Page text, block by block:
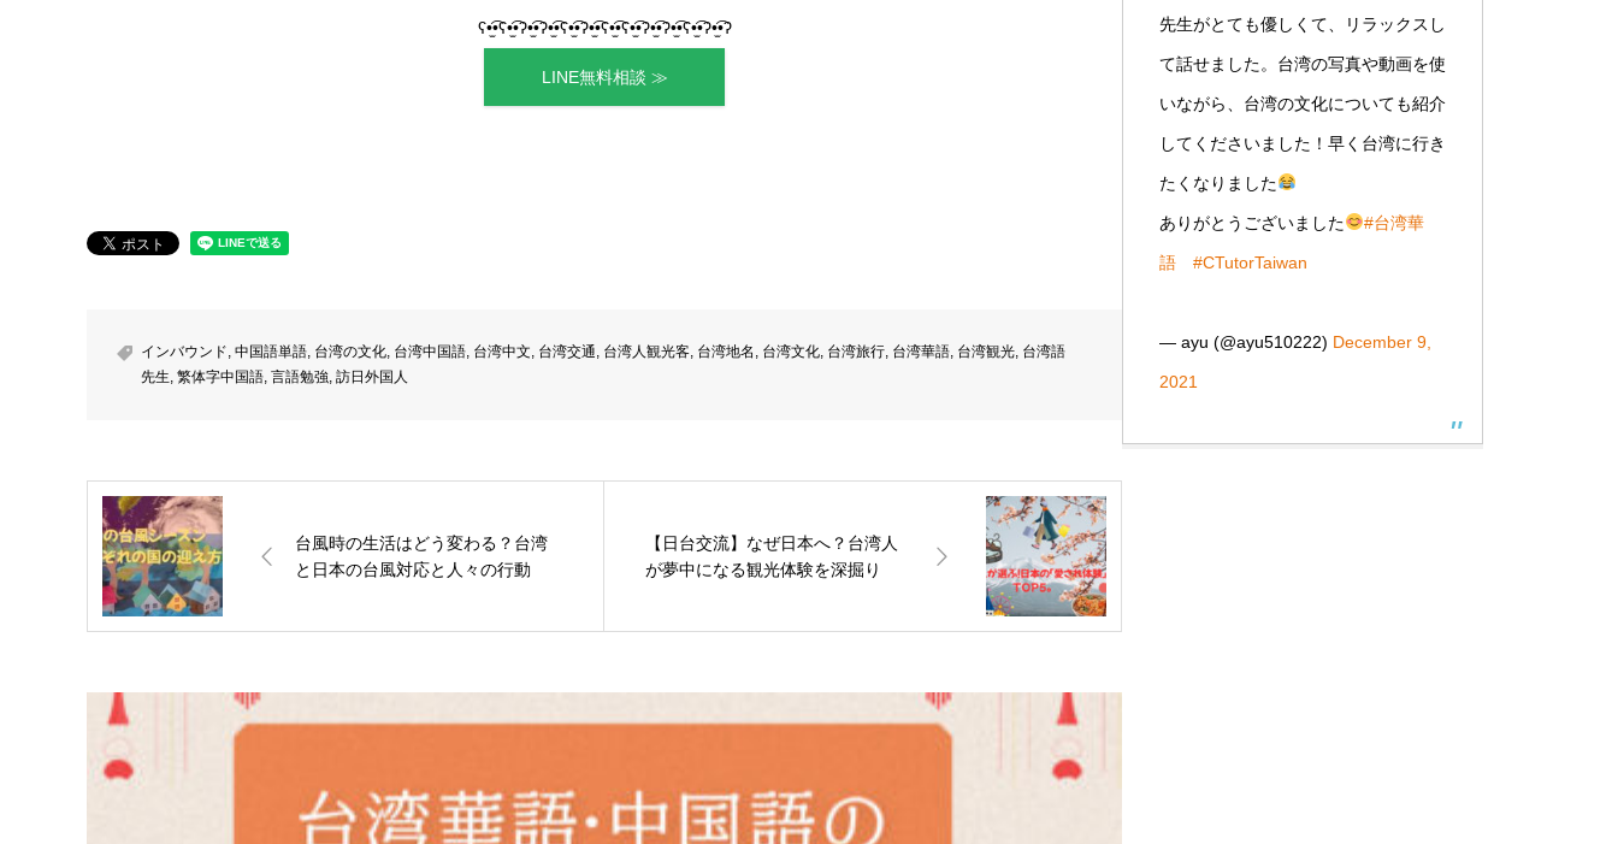
ʕ•̫͡•ʕ•̫͡•ʔ•̫͡•ʔ•̫͡•ʕ•̫͡•ʔ•̫͡•ʕ•̫͡•ʕ•̫͡•ʔ•̫͡•ʔ•̫͡•ʕ•̫͡•ʔ•̫͡•ʔ
LINE無料相談 ≫
インバウンド, 中国語単語, 台湾の文化, 台湾中国語, 台湾中文, 台湾交通, 台湾人観光客, 台湾地名 , 台湾文化, 台湾旅行, 台湾華語, 台湾観光, 台湾語
先生, 繁体字中国語, 言語勉強, 訪日外国人
台風時の生活はどう変わる？台湾
と日本の台風対応と人々の行動
【日台交流】なぜ日本へ？台湾人
が夢中になる観光体験を深掘り
先生がとても優しくて、リラックスし
て話せました。台湾の写真や動画を使
いながら、台湾の文化についても紹介
してくださいました！早く台湾に行き
たくなりました
ありがとうございました #台湾華
語 #CTutorTaiwan
— ayu (@ayu510222) December 9,
2021